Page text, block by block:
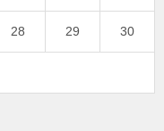
28 29 30